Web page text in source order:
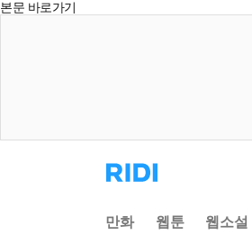
본문 바로가기
리
디
으
로
만화 웹툰 웹소설